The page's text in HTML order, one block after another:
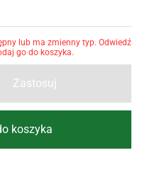
lub ma zmienny typ. Odwiedź
go do koszyka.
Zastosuj
koszyka